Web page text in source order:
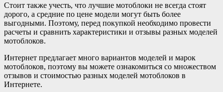
Стоит также учесть, что лучшие мотоблоки не всегда стоят
дорого, а средние по цене модели могут быть более
выгодными. Поэтому, перед покупкой необходимо провести
расчеты и сравнить характеристики и отзывы разных моделей
мотоблоков.
Интернет предлагает много вариантов моделей и марок
мотоблоков, поэтому вы можете ознакомиться со множеством
отзывов и стоимостью разных моделей мотоблоков в
Интернете.